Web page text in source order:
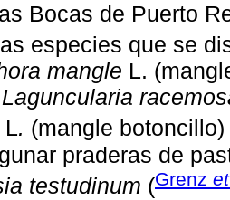
Bocas de Puerto
especies que se
mangle L.
Laguncularia
L. (mangle botoncillo)
praderas de
testudinum (Grenz